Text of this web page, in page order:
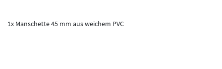
1x Manschette 45 mm aus weichem PVC